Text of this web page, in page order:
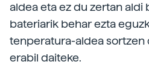
aldea eta ez du zertan aldi
bateriarik behar ezta
tenperatura-aldea sortzen
erabil daiteke.